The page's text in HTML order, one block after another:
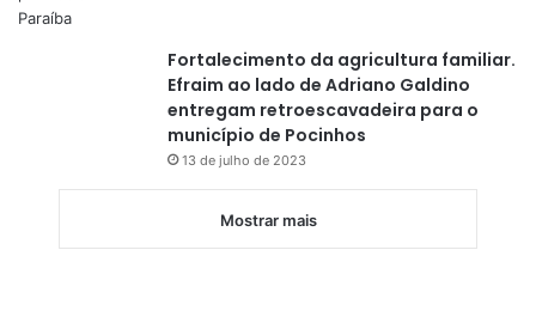
Fortalecimento da agricultura familiar.
Efraim ao lado de Adriano Galdino
entregam retroescavadeira para o
município de Pocinhos
13 de julho de 2023
Mostrar mais